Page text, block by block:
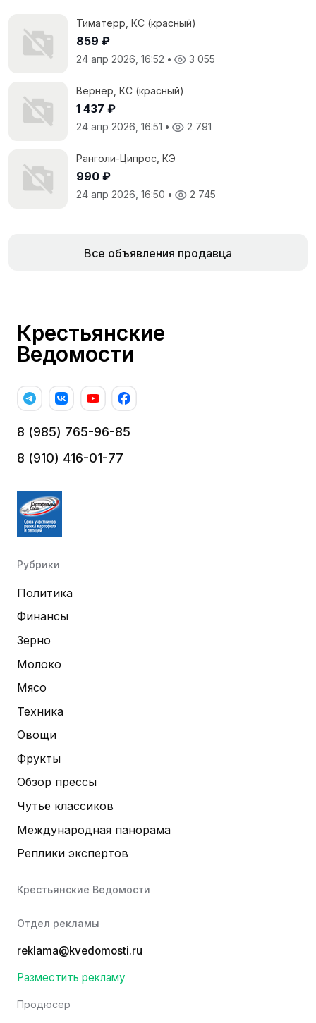
Тиматерр, КС (красный)
859 ₽
24 апр 2026, 16:52 • 3 055
Вернер, КС (красный)
1 437 ₽
24 апр 2026, 16:51 • 2 791
Ранголи-Ципрос, КЭ
990 ₽
24 апр 2026, 16:50 • 2 745
Все объявления продавца
Крестьянские
Ведомости
8 (985) 765-96-85
8 (910) 416-01-77
Рубрики
Политика
Финансы
Зерно
Молоко
Мясо
Техника
Овощи
Фрукты
Обзор прессы
Чутьё классиков
Международная панорама
Реплики экспертов
Крестьянские Ведомости
Отдел рекламы
reklama@kvedomosti.ru
Разместить рекламу
Продюсер